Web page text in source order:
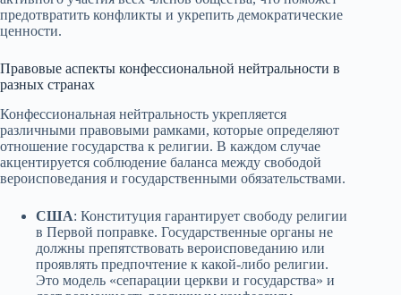
предотвратить конфликты и укрепить демократические
ценности.
Правовые аспекты конфессиональной нейтральности в
разных странах
Конфессиональная нейтральность укрепляется
различными правовыми рамками, которые определяют
отношение государства к религии. В каждом случае
акцентируется соблюдение баланса между свободой
вероисповедания и государственными обязательствами.
США: Конституция гарантирует свободу религии
в Первой поправке. Государственные органы не
должны препятствовать вероисповеданию или
проявлять предпочтение к какой-либо религии.
Это модель «сепарации церкви и государства» и